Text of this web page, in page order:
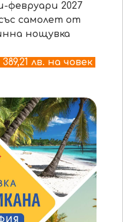
февруари 2027
самолет от
нощувка
лв. на човек